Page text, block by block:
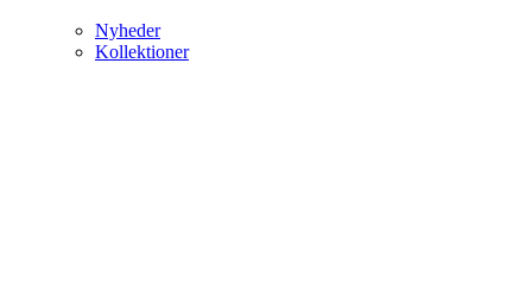
Nyheder
Kollektioner